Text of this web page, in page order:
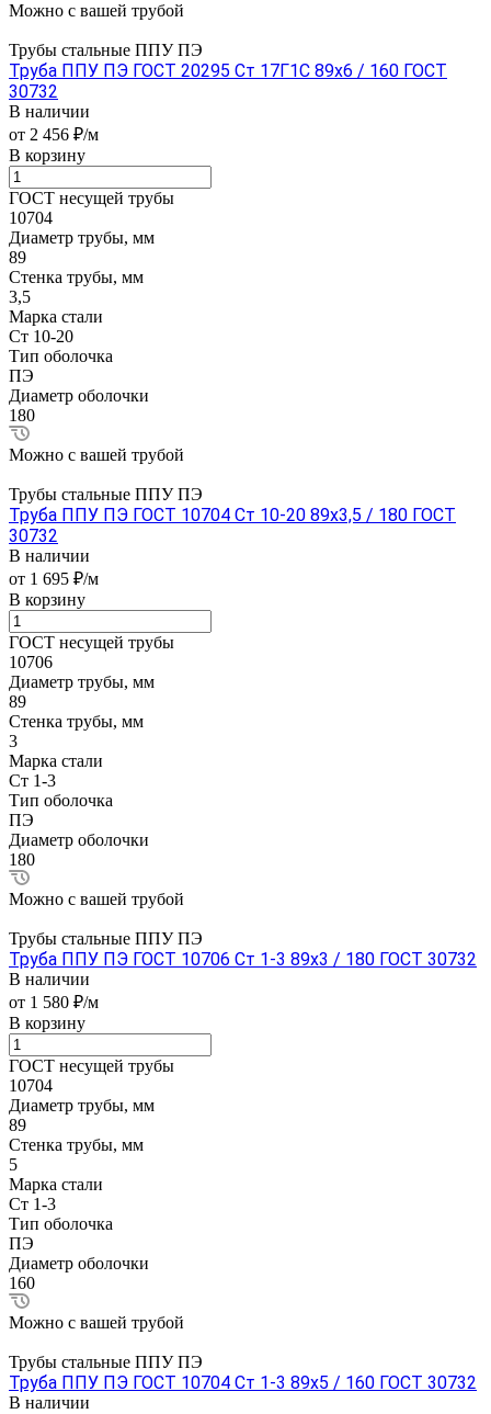
Можно с вашей трубой
Трубы стальные ППУ ПЭ
Труба ППУ ПЭ ГОСТ 20295 Ст 17Г1С 89x6 / 160 ГОСТ
30732
В наличии
от 2 456 ₽/м
В корзину
ГОСТ несущей трубы
10704
Диаметр трубы, мм
89
Стенка трубы, мм
3,5
Марка стали
Ст 10-20
Тип оболочка
ПЭ
Диаметр оболочки
180
Можно с вашей трубой
Трубы стальные ППУ ПЭ
Труба ППУ ПЭ ГОСТ 10704 Ст 10-20 89x3,5 / 180 ГОСТ
30732
В наличии
от 1 695 ₽/м
В корзину
ГОСТ несущей трубы
10706
Диаметр трубы, мм
89
Стенка трубы, мм
3
Марка стали
Ст 1-3
Тип оболочка
ПЭ
Диаметр оболочки
180
Можно с вашей трубой
Трубы стальные ППУ ПЭ
Труба ППУ ПЭ ГОСТ 10706 Ст 1-3 89x3 / 180 ГОСТ 30732
В наличии
от 1 580 ₽/м
В корзину
ГОСТ несущей трубы
10704
Диаметр трубы, мм
89
Стенка трубы, мм
5
Марка стали
Ст 1-3
Тип оболочка
ПЭ
Диаметр оболочки
160
Можно с вашей трубой
Трубы стальные ППУ ПЭ
Труба ППУ ПЭ ГОСТ 10704 Ст 1-3 89x5 / 160 ГОСТ 30732
В наличии